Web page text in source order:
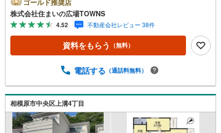
入れ付きの和室があると、収納スペースに困りません。利
便性に優れ、家族で暮らすにもピッタリな3LDKです。全居
室収納が付いてると生活にメリハリが付くのでお薦めで
す。設備や周辺環境が整っている中古戸建てはいかがでし
ょうか。
株式会社住まいの広場TOWNS
4.52 不動産会社レビュー 38件
資料をもらう （無料）
電話する （通話料無料）
相模原市中央区上溝4丁目